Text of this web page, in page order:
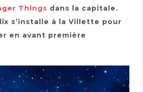
Things dans la capitale.
s’installe à la Villette pour
en avant première